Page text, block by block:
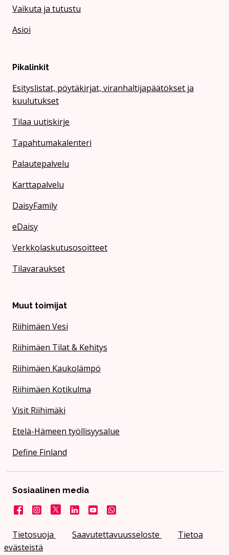
Vaikuta ja tutustu
Asioi
Pikalinkit
Esityslistat, pöytäkirjat, viranhaltijapäätökset ja
kuulutukset
Tilaa uutiskirje
Tapahtumakalenteri
Palautepalvelu
Karttapalvelu
DaisyFamily
eDaisy
Verkkolaskutusosoitteet
Tilavaraukset
Muut toimijat
Riihimäen Vesi
Riihimäen Tilat & Kehitys
Riihimäen Kaukolämpö
Riihimäen Kotikulma
Visit Riihimäki
Etelä-Hämeen työllisyysalue
Define Finland
Tietosuoja Saavutettavuusseloste
Tietoa
evästeistä
Sosiaalinen media
FacebookInstagram
X LinkedInYouTubeKaupunki WhatsApissa